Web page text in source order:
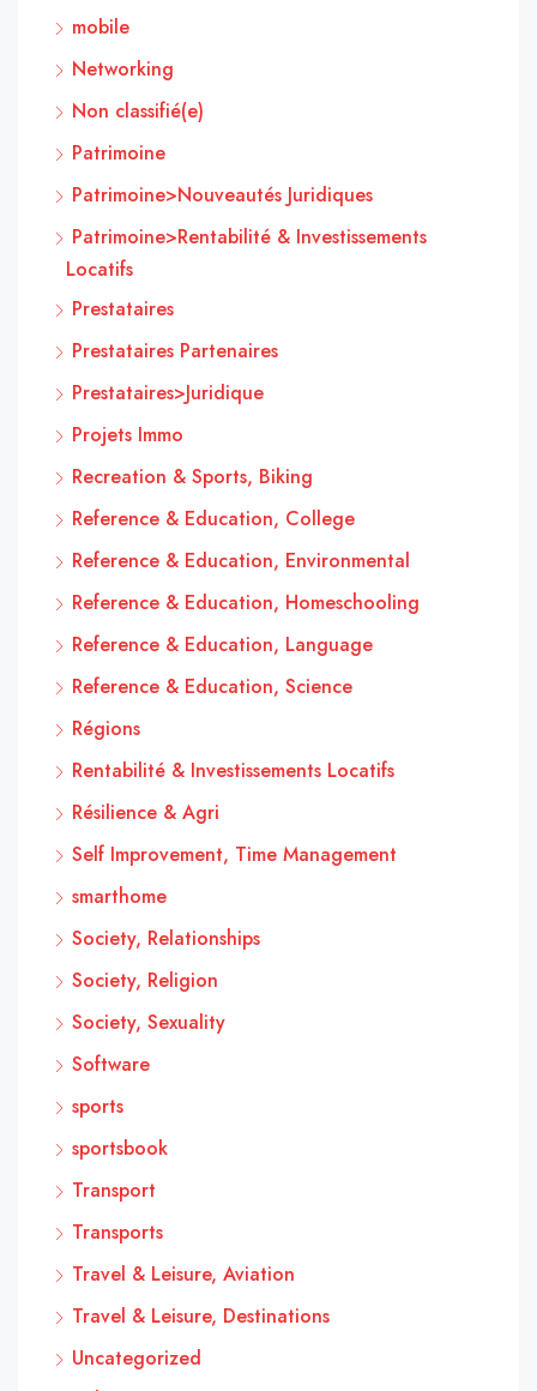
mobile
Networking
Non classifié(e)
Patrimoine
Patrimoine>Nouveautés Juridiques
Patrimoine>Rentabilité & Investissements
Locatifs
Prestataires
Prestataires Partenaires
Prestataires>Juridique
Projets Immo
Recreation & Sports, Biking
Reference & Education, College
Reference & Education, Environmental
Reference & Education, Homeschooling
Reference & Education, Language
Reference & Education, Science
Régions
Rentabilité & Investissements Locatifs
Résilience & Agri
Self Improvement, Time Management
smarthome
Society, Relationships
Society, Religion
Society, Sexuality
Software
sports
sportsbook
Transport
Transports
Travel & Leisure, Aviation
Travel & Leisure, Destinations
Uncategorized